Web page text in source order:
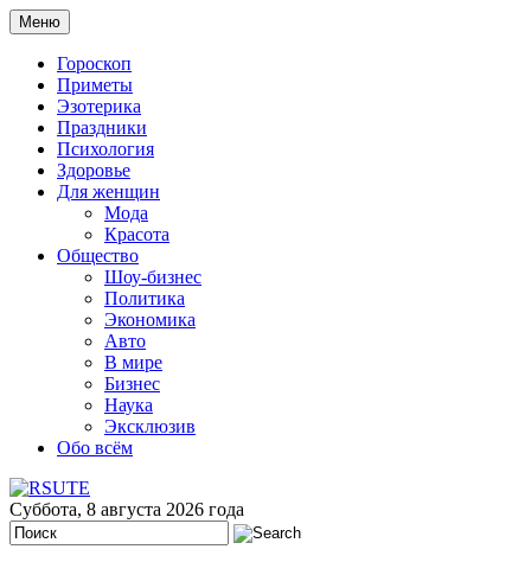
Меню
Гороскоп
Приметы
Эзотерика
Праздники
Психология
Здоровье
Для женщин
Мода
Красота
Общество
Шоу-бизнес
Политика
Экономика
Авто
В мире
Бизнес
Наука
Эксклюзив
Обо всём
Суббота, 8 августа 2026 года